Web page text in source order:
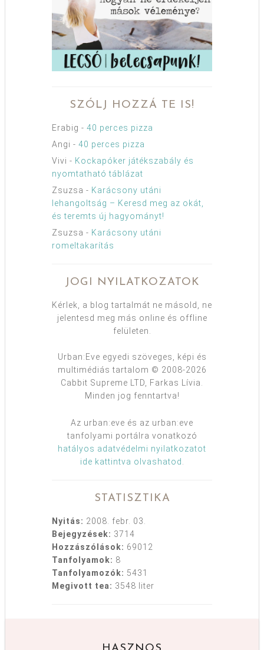
SZÓLJ HOZZÁ TE IS!
Erabig - 40 perces pizza
Angi - 40 perces pizza
Vivi - Kockapóker játékszabály és
nyomtatható táblázat
Zsuzsa - Karácsony utáni
lehangoltság – Keresd meg az okát,
és teremts új hagyományt!
Zsuzsa - Karácsony utáni
romeltakarítás
JOGI NYILATKOZATOK
Kérlek, a blog tartalmát ne másold, ne
jelentesd meg más online és offline
felületen.
Urban:Eve egyedi szöveges, képi és
multimédiás tartalom © 2008-2026
Cabbit Supreme LTD, Farkas Lívia.
Minden jog fenntartva!
Az urban:eve és az urban:eve
tanfolyami portálra vonatkozó
hatályos adatvédelmi nyilatkozatot
ide kattintva olvashatod .
STATISZTIKA
Nyitás: 2008. febr. 03.
Bejegyzések: 3714
Hozzászólások: 69012
Tanfolyamok: 8
Tanfolyamozók: 5431
Megivott tea: 3548 liter